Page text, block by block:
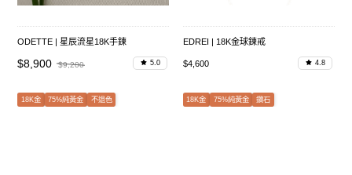
ODETTE | 星辰流星18K手鍊
$8,900 $9,200 5.0
EDREI | 18K金球鍊戒
$4,600 4.8
18K金 75%純黃金 不退色 18K金 75%純黃金 鑽石